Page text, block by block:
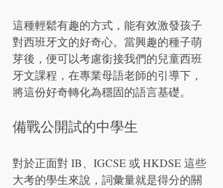
這種輕鬆有趣的方式，能有效激發孩子
對西班牙文的好奇心。當興趣的種子萌
芽後，便可以考慮銜接我們的兒童西班
牙文課程，在專業母語老師的引導下，
將這份好奇轉化為穩固的語言基礎。
備戰公開試的中學生
對於正面對 IB、IGCSE 或 HKDSE 這些
大考的學生來說，詞彙量就是得分的關